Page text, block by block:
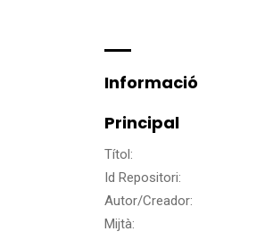
Informació
Principal
Títol:
Id Repositori:
Autor/Creador:
Mijtà: